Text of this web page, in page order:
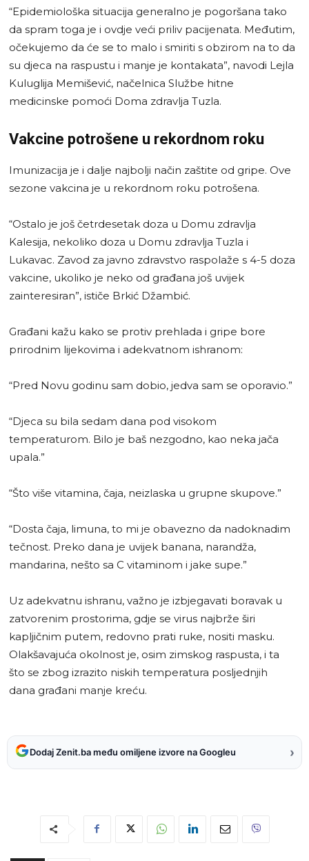
“Epidemiološka situacija generalno je pogoršana tako
da spram toga je i ovdje veći priliv pacijenata. Međutim,
očekujemo da će se to malo i smiriti s obzirom na to da
su djeca na raspustu i manje je kontakata”, navodi Lejla
Kuluglija Memišević, načelnica Službe hitne
medicinske pomoći Doma zdravlja Tuzla.
Vakcine potrošene u rekordnom roku
Imunizacija je i dalje najbolji način zaštite od gripe. Ove
sezone vakcina je u rekordnom roku potrošena.
“Ostalo je još četrdesetak doza u Domu zdravlja
Kalesija, nekoliko doza u Domu zdravlja Tuzla i
Lukavac. Zavod za javno zdravstvo raspolaže s 4-5 doza
vakcine, ukoliko je neko od građana još uvijek
zainteresiran”, ističe Brkić Džambić.
Građani kažu kako se protiv prehlada i gripe bore
prirodnim lijekovima i adekvatnom ishranom:
“Pred Novu godinu sam dobio, jedva sam se oporavio.”
“Djeca su bila sedam dana pod visokom
temperaturom. Bilo je baš nezgodno, kao neka jača
upala.”
“Što više vitamina, čaja, neizlaska u grupne skupove.”
“Dosta čaja, limuna, to mi je obavezno da nadoknadim
tečnost. Preko dana je uvijek banana, narandža,
mandarina, nešto sa C vitaminom i jake supe.”
Uz adekvatnu ishranu, važno je izbjegavati boravak u
zatvorenim prostorima, gdje se virus najbrže širi
kapljičnim putem, redovno prati ruke, nositi masku.
Olakšavajuća okolnost je, osim zimskog raspusta, i ta
što se zbog izrazito niskih temperatura posljednjih
dana građani manje kreću.
Dodaj Zenit.ba među omiljene izvore na Googleu ›